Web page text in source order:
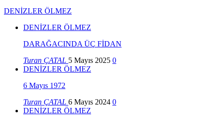
DENİZLER ÖLMEZ
DENİZLER ÖLMEZ
DARAĞACINDA ÜÇ FİDAN
Turan ÇATAL 5 Mayıs 2025 0
DENİZLER ÖLMEZ
6 Mayıs 1972
Turan ÇATAL 6 Mayıs 2024 0
DENİZLER ÖLMEZ